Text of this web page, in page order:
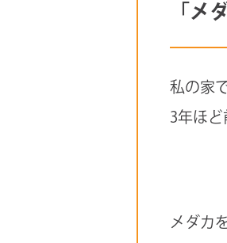
「メ
私の家
3年ほど
メダカ